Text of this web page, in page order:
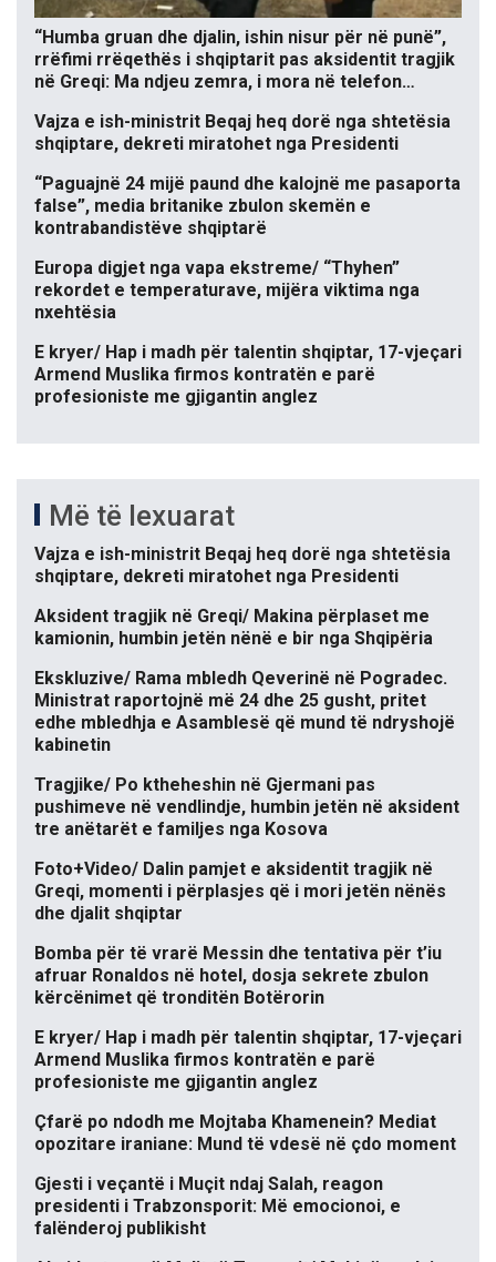
“Humba gruan dhe djalin, ishin nisur për në punë”,
rrëfimi rrëqethës i shqiptarit pas aksidentit tragjik
në Greqi: Ma ndjeu zemra, i mora në telefon…
Vajza e ish-ministrit Beqaj heq dorë nga shtetësia
shqiptare, dekreti miratohet nga Presidenti
“Paguajnë 24 mijë paund dhe kalojnë me pasaporta
false”, media britanike zbulon skemën e
kontrabandistëve shqiptarë
Europa digjet nga vapa ekstreme/ “Thyhen”
rekordet e temperaturave, mijëra viktima nga
nxehtësia
E kryer/ Hap i madh për talentin shqiptar, 17-vjeçari
Armend Muslika firmos kontratën e parë
profesioniste me gjigantin anglez
Më të lexuarat
Vajza e ish-ministrit Beqaj heq dorë nga shtetësia
shqiptare, dekreti miratohet nga Presidenti
Aksident tragjik në Greqi/ Makina përplaset me
kamionin, humbin jetën nënë e bir nga Shqipëria
Ekskluzive/ Rama mbledh Qeverinë në Pogradec.
Ministrat raportojnë më 24 dhe 25 gusht, pritet
edhe mbledhja e Asamblesë që mund të ndryshojë
kabinetin
Tragjike/ Po ktheheshin në Gjermani pas
pushimeve në vendlindje, humbin jetën në aksident
tre anëtarët e familjes nga Kosova
Foto+Video/ Dalin pamjet e aksidentit tragjik në
Greqi, momenti i përplasjes që i mori jetën nënës
dhe djalit shqiptar
Bomba për të vrarë Messin dhe tentativa për t’iu
afruar Ronaldos në hotel, dosja sekrete zbulon
kërcënimet që tronditën Botërorin
E kryer/ Hap i madh për talentin shqiptar, 17-vjeçari
Armend Muslika firmos kontratën e parë
profesioniste me gjigantin anglez
Çfarë po ndodh me Mojtaba Khamenein? Mediat
opozitare iraniane: Mund të vdesë në çdo moment
Gjesti i veçantë i Muçit ndaj Salah, reagon
presidenti i Trabzonsporit: Më emocionoi, e
falënderoj publikisht